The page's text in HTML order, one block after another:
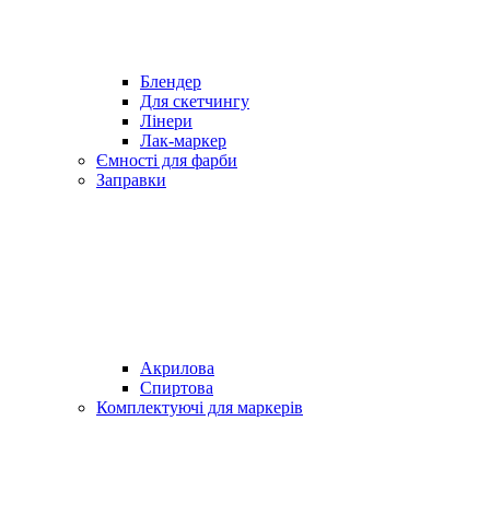
Блендер
Для скетчингу
Лінери
Лак-маркер
Ємності для фарби
Заправки
Акрилова
Спиртова
Комплектуючі для маркерів